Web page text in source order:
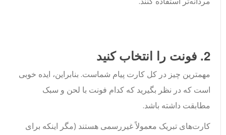
2. فونت را انتخاب کنید
مهمترین چیز در کل کارت پیام شماست. بنابراین، ایده خوبی
است که در نظر بگیرید که کدام فونت با لحن و سبک
مطابقت داشته باشد.
کارت‌های تبریک معمولاً غیررسمی هستند (مگر اینکه برای